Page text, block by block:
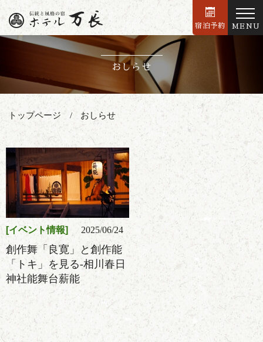
宿泊予約 MENU
おしらせ
トップページ おしらせ
イベント情報 2025/06/24
創作舞「良寛」と創作能
「トキ」を見る-相川春日
神社能舞台薪能